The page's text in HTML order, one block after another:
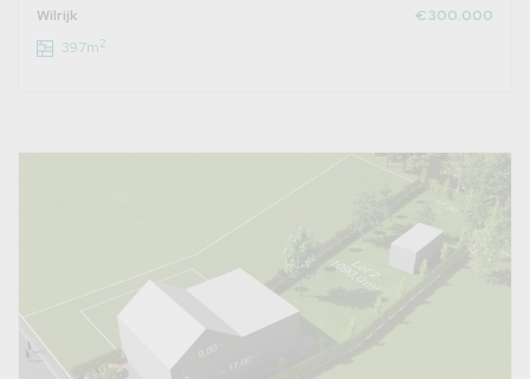
Wilrijk
€ 300.000
397m2